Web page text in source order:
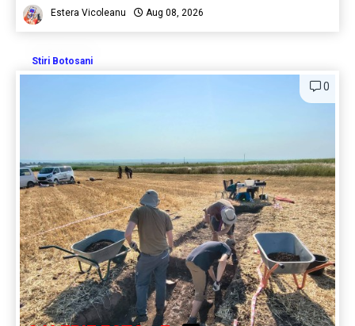
Estera Vicoleanu Aug 08, 2026
Stiri Botosani
0